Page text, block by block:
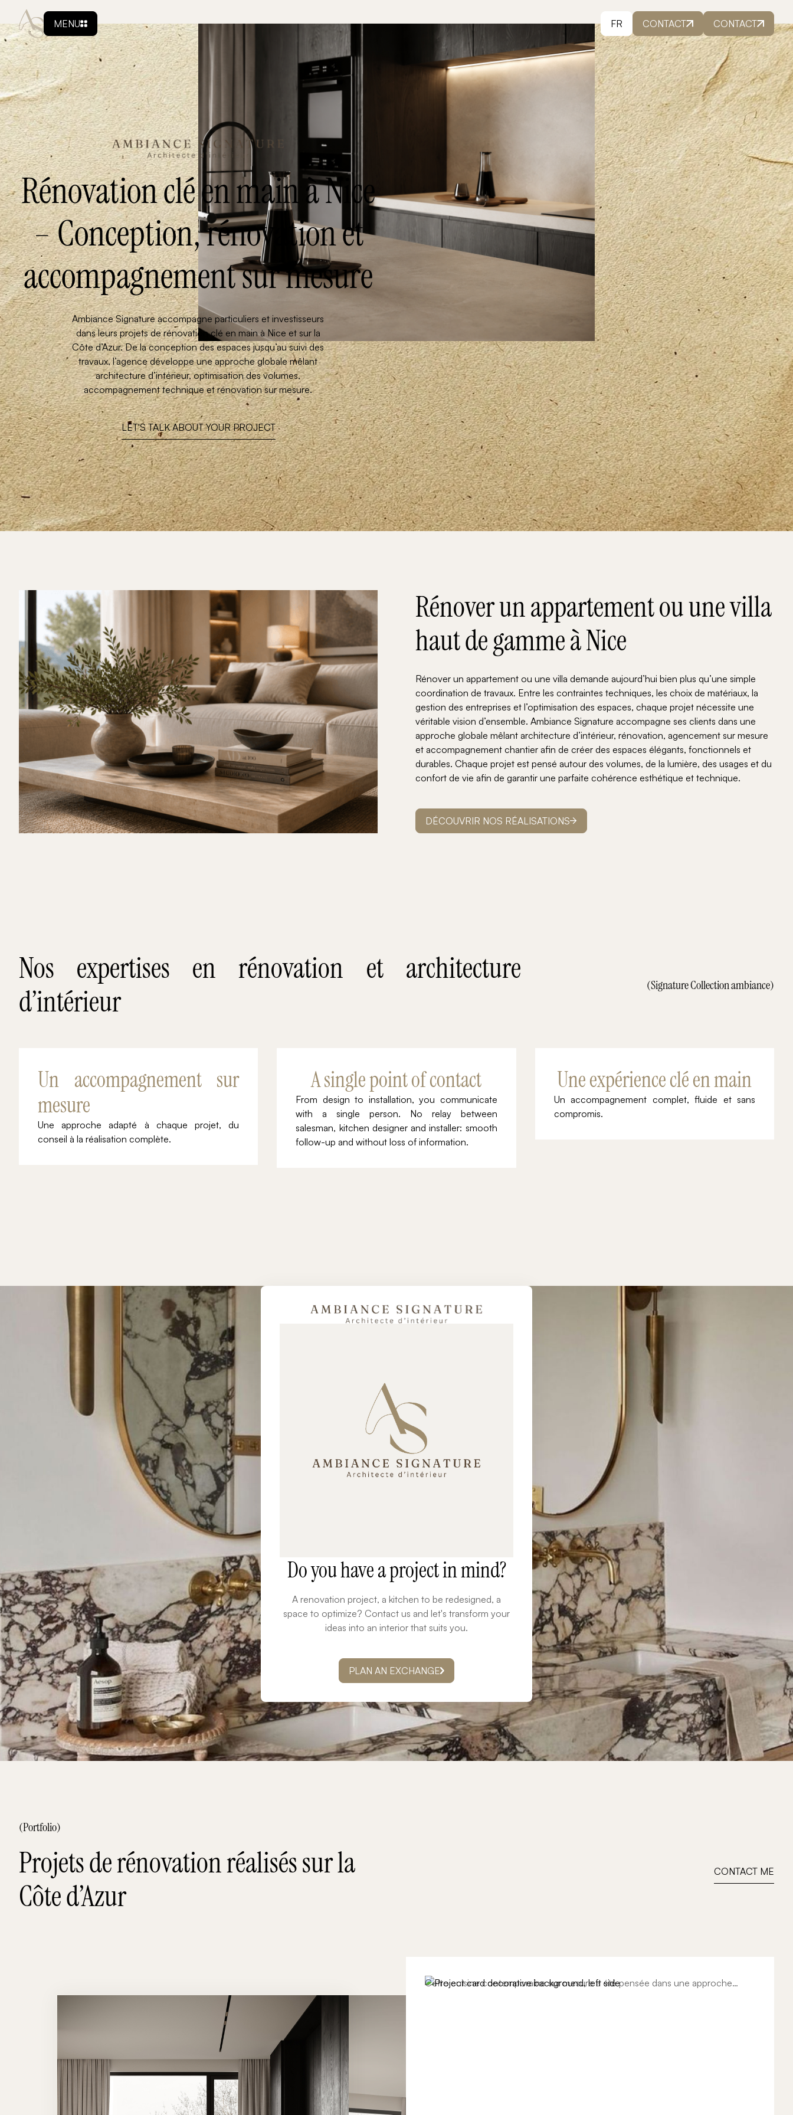
MENU FR CONTACT CONTACT
Rénovation clé en main à Nice
– Conception, rénovation et
accompagnement sur mesure
Ambiance Signature accompagne particuliers et investisseurs
dans leurs projets de rénovation clé en main à Nice et sur la
Côte d’Azur. De la conception des espaces jusqu’au suivi des
travaux, l’agence développe une approche globale mêlant
architecture d’intérieur, optimisation des volumes,
accompagnement technique et rénovation sur mesure.
LET'S TALK ABOUT YOUR PROJECT
Rénover un appartement ou une villa
haut de gamme à Nice
Rénover un appartement ou une villa demande aujourd’hui bien plus qu’une simple
coordination de travaux. Entre les contraintes techniques, les choix de matériaux, la
gestion des entreprises et l’optimisation des espaces, chaque projet nécessite une
véritable vision d’ensemble. Ambiance Signature accompagne ses clients dans une
approche globale mêlant architecture d’intérieur, rénovation, agencement sur mesure
et accompagnement chantier afin de créer des espaces élégants, fonctionnels et
durables. Chaque projet est pensé autour des volumes, de la lumière, des usages et du
confort de vie afin de garantir une parfaite cohérence esthétique et technique.
DÉCOUVRIR NOS RÉALISATIONS
Nos expertises en rénovation et architecture
d’intérieur
(Signature Collection ambiance)
Un accompagnement sur
mesure
Une approche adapté à chaque projet, du
conseil à la réalisation complète.
A single point of contact
From design to installation, you communicate
with a single person. No relay between
salesman, kitchen designer and installer: smooth
follow-up and without loss of information.
Une expérience clé en main
Un accompagnement complet, fluide et sans
compromis.
Do you have a project in mind?
A renovation project, a kitchen to be redesigned, a
space to optimize? Contact us and let's transform your
ideas into an interior that suits you.
PLAN AN EXCHANGE
(Portfolio)
Projets de rénovation réalisés sur la
Côte d’Azur
CONTACT ME
Cette cuisine contemporaine sur mesure a été pensée dans une approche